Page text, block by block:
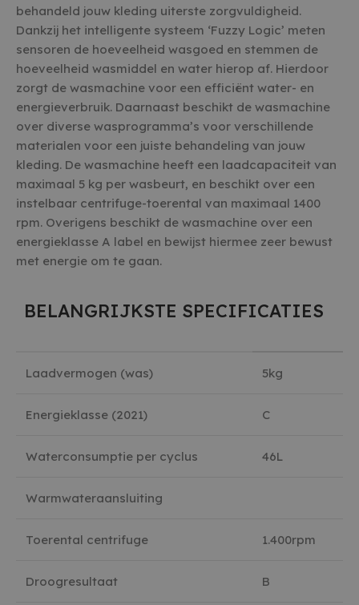
behandeld jouw kleding uiterste zorgvuldigheid.
Dankzij het intelligente systeem ‘Fuzzy Logic’ meten
sensoren de hoeveelheid wasgoed en stemmen de
hoeveelheid wasmiddel en water hierop af. Hierdoor
zorgt de wasmachine voor een efficiënt water- en
energieverbruik. Daarnaast beschikt de wasmachine
over diverse wasprogramma’s voor verschillende
materialen voor een juiste behandeling van jouw
kleding. De wasmachine heeft een laadcapaciteit van
maximaal 5 kg per wasbeurt, en beschikt over een
instelbaar centrifuge-toerental van maximaal 1400
rpm. Overigens beschikt de wasmachine over een
energieklasse A label en bewijst hiermee zeer bewust
met energie om te gaan.
BELANGRIJKSTE SPECIFICATIES
Laadvermogen (was) 5kg
Energieklasse (2021) C
Waterconsumptie per cyclus 46L
Warmwateraansluiting
Toerental centrifuge 1.400rpm
Droogresultaat B